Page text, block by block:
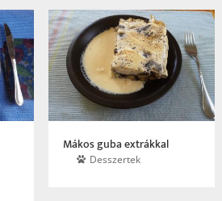
Mákos guba extrákkal
Desszertek